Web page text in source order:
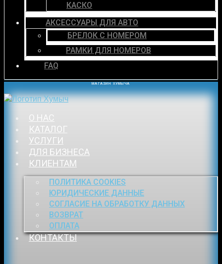
КАСКО
АКСЕССУАРЫ ДЛЯ АВТО
БРЕЛОК С НОМЕРОМ
РАМКИ ДЛЯ НОМЕРОВ
FAQ
МАГАЗИН ХУМЫЧА
О НАС
КАТАЛОГ
УСЛУГИ
ДЛЯ БИЗНЕСА
КЛИЕНТАМ
ПОЛИТИКА COOKIES
ЮРИДИЧЕСКИЕ ДАННЫЕ
СОГЛАСИЕ НА ОБРАБОТКУ ДАННЫХ
ВОЗВРАТ
ОПЛАТА
КОНТАКТЫ